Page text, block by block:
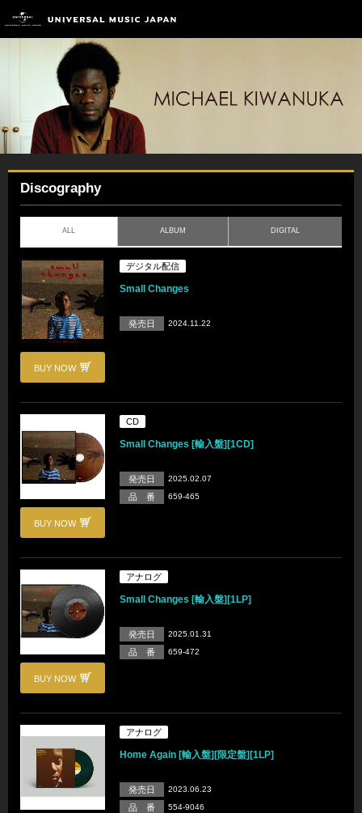
Discography
ALL ALBUM DIGITAL
BUY NOW
デジタル配信
Small Changes
発売日 2024.11.22
BUY NOW
CD
Small Changes [輸入盤][1CD]
発売日 2025.02.07
品 番 659-465
BUY NOW
アナログ
Small Changes [輸入盤][1LP]
発売日 2025.01.31
品 番 659-472
アナログ
Home Again [輸入盤][限定盤][1LP]
発売日 2023.06.23
品 番 554-9046